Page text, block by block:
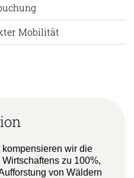
Mobilität
wir die
zu 100%,
von Wäldern